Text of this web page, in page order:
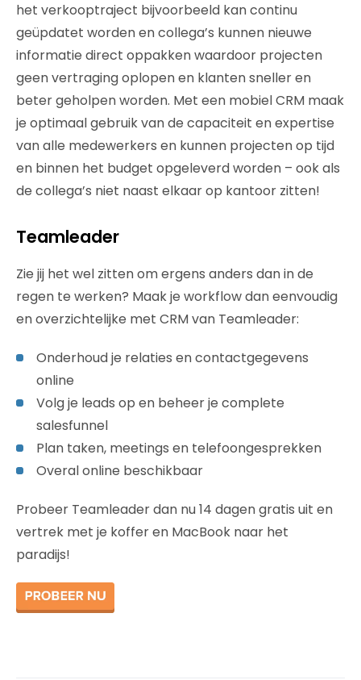
het verkooptraject bijvoorbeeld kan continu
geüpdatet worden en collega’s kunnen nieuwe
informatie direct oppakken waardoor projecten
geen vertraging oplopen en klanten sneller en
beter geholpen worden. Met een mobiel CRM maak
je optimaal gebruik van de capaciteit en expertise
van alle medewerkers en kunnen projecten op tijd
en binnen het budget opgeleverd worden – ook als
de collega’s niet naast elkaar op kantoor zitten!
Teamleader
Zie jij het wel zitten om ergens anders dan in de
regen te werken? Maak je workflow dan eenvoudig
en overzichtelijke met CRM van Teamleader:
Onderhoud je relaties en contactgegevens
online
Volg je leads op en beheer je complete
salesfunnel
Plan taken, meetings en telefoongesprekken
Overal online beschikbaar
Probeer Teamleader dan nu 14 dagen gratis uit en
vertrek met je koffer en MacBook naar het
paradijs!